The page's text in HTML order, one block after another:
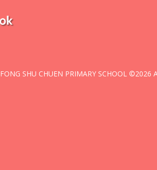
SHU CHUEN PRIMARY SCHOOL ©2026